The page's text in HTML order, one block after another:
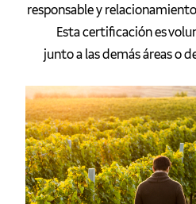
responsable y
Esta certificación es
junto a las demás áreas o